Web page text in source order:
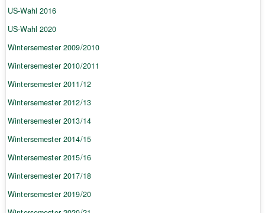
US-Wahl 2016
US-Wahl 2020
Wintersemester 2009/2010
Wintersemester 2010/2011
Wintersemester 2011/12
Wintersemester 2012/13
Wintersemester 2013/14
Wintersemester 2014/15
Wintersemester 2015/16
Wintersemester 2017/18
Wintersemester 2019/20